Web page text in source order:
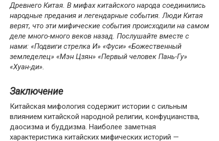
Древнего Китая. В мифах китайского народа соединились
народные предания и легендарные события. Люди Китая
верят, что эти мифические события происходили на самом
деле много-много веков назад. Послушайте вместе с
нами: «Подвиги стрелка И» «Фуси» «Божественный
земледелец» «Мэн Цзян» «Первый человек Пань-Гу»
«Хуан-ди».
Заключение
Китайская мифология содержит истории с сильным
влиянием китайской народной религии, конфуцианства,
даосизма и буддизма. Наиболее заметная
характеристика китайских мифических историй —